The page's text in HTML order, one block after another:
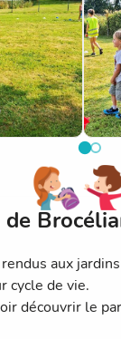
aux
cycle de vie.
découvrir le